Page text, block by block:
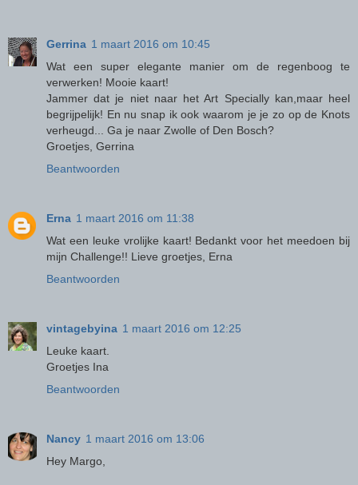
Gerrina 1 maart 2016 om 10:45
Wat een super elegante manier om de regenboog te
verwerken! Mooie kaart!
Jammer dat je niet naar het Art Specially kan,maar heel
begrijpelijk! En nu snap ik ook waarom je je zo op de Knots
verheugd... Ga je naar Zwolle of Den Bosch?
Groetjes, Gerrina
Beantwoorden
Erna 1 maart 2016 om 11:38
Wat een leuke vrolijke kaart! Bedankt voor het meedoen bij
mijn Challenge!! Lieve groetjes, Erna
Beantwoorden
vintagebyina 1 maart 2016 om 12:25
Leuke kaart.
Groetjes Ina
Beantwoorden
Nancy 1 maart 2016 om 13:06
Hey Margo,